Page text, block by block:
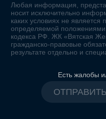
Любая информация,
носит исключительно
каких условиях не является
определяемой положениями
кодекса РФ. ЖК «Вятская
гражданско-правовые
результате отдельно и
Есть жалобы